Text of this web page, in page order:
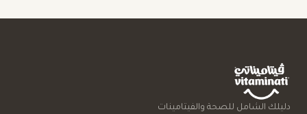
دليلك الشامل للصحة والفيتامينات